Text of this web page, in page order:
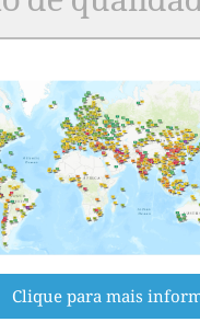
Clique para mais